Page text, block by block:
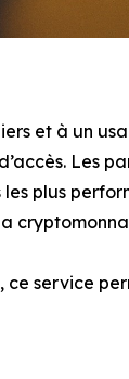
et à un
Les
plus
ce service